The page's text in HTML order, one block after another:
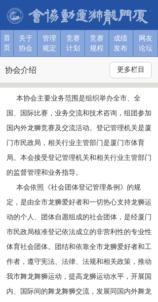
首
页
关于协
会
关于协
会
关于协
会
关于协
会
关于协
会
关于协
会
关于
协会
管理
规定
竞赛
计划
竞赛
规程
成绩
发布
网友
论坛
协会介绍 更多栏目
T
o
g
g
l
e
n
a
v
i
t
i
o
n
国、国际比赛，业务交流和技术咨询，组团参加
国内外龙狮竞赛及交流活动。登记管理机关是厦
门市民政局，相关行业主管部门是厦门市体育
局。本会接受登记管理机关和相关行业主管部门
的监督管理和业务指导。
定，是由全市龙狮爱好者和一切热心支持龙狮运
动的个人、团体自愿组成的社会团体，是经厦门
市民政局核准登记依法成立的非营利性的专业性
体育社会团体。团结和依靠全市龙狮爱好者和工
作者，遵守宪法、法律、法规和相关政策，推动
我市舞龙舞狮运动，提高龙狮运动水平，开展国
内、国际间的舞龙舞狮交流，发展同国内外舞龙